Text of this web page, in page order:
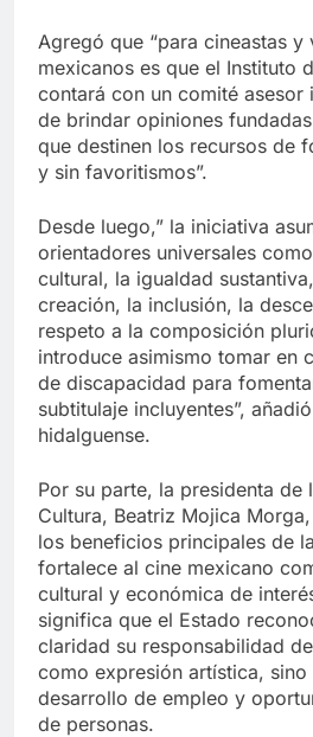
Agregó que “para cineastas y
mexicanos es que el Instituto
contará con un comité asesor
de brindar opiniones
que destinen los recursos de
y sin favoritismos”.
Desde luego,” la iniciativa
orientadores universales
cultural, la igualdad
creación, la inclusión, la
respeto a la composición
introduce asimismo tomar en
de discapacidad para
subtitulaje incluyentes”,
hidalguense.
Por su parte, la presidenta de
Cultura, Beatriz Mojica
los beneficios principales de
fortalece al cine mexicano
cultural y económica de
significa que el Estado
claridad su responsabilidad
como expresión artística,
desarrollo de empleo y
de personas.